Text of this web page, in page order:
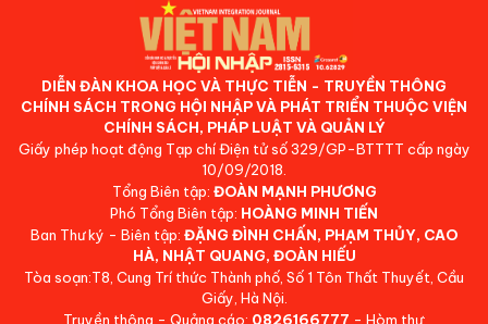
DIỄN ĐÀN KHOA HỌC VÀ THỰC TIỄN - TRUYỀN THÔNG
CHÍNH SÁCH TRONG HỘI NHẬP VÀ PHÁT TRIỂN THUỘC VIỆN
CHÍNH SÁCH, PHÁP LUẬT VÀ QUẢN LÝ
Giấy phép hoạt động Tạp chí Điện tử số 329/GP-BTTTT cấp ngày
10/09/2018.
Tổng Biên tập: ĐOÀN MẠNH PHƯƠNG
Phó Tổng Biên tập: HOÀNG MINH TIẾN
Ban Thư ký - Biên tập: ĐẶNG ĐÌNH CHẤN, PHẠM THỦY, CAO
HÀ, NHẬT QUANG, ĐOÀN HIẾU
Tòa soạn:T8, Cung Trí thức Thành phố, Số 1 Tôn Thất Thuyết, Cầu
Giấy, Hà Nội.
Truyền thông - Quảng cáo: 0826166777 - Hòm thư: